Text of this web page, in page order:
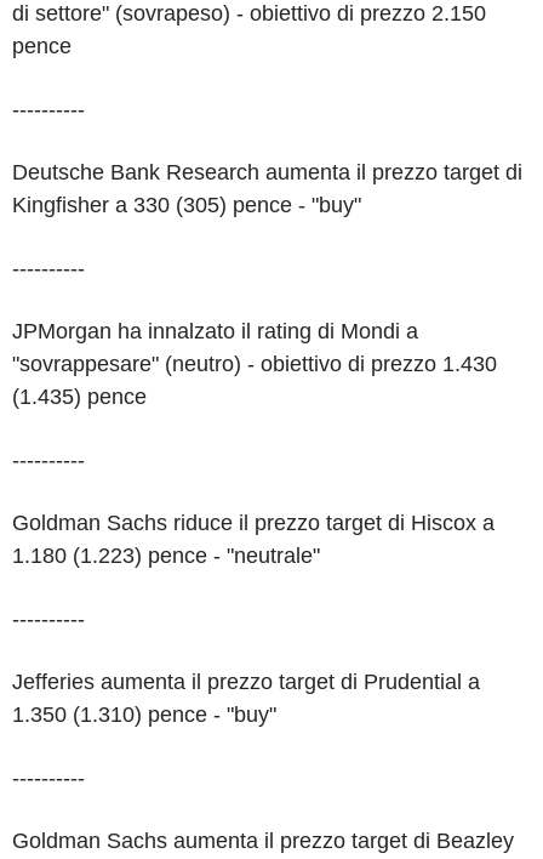
di settore" (sovrapeso) - obiettivo di prezzo 2.150
pence
----------
Deutsche Bank Research aumenta il prezzo target di
Kingfisher a 330 (305) pence - "buy"
----------
JPMorgan ha innalzato il rating di Mondi a
"sovrappesare" (neutro) - obiettivo di prezzo 1.430
(1.435) pence
----------
Goldman Sachs riduce il prezzo target di Hiscox a
1.180 (1.223) pence - "neutrale"
----------
Jefferies aumenta il prezzo target di Prudential a
1.350 (1.310) pence - "buy"
----------
Goldman Sachs aumenta il prezzo target di Beazley